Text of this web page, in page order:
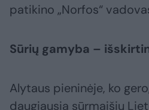
patikino „Norfos“
Sūrių gamyba –
Alytaus pieninėje, ko
daugiausia sūrmaišių